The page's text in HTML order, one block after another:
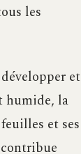
les
et
humide, la
et ses